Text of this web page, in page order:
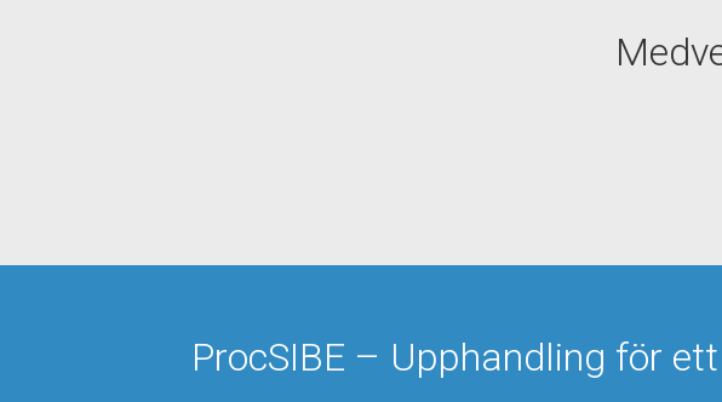
ProcSIBE – Upphandling för